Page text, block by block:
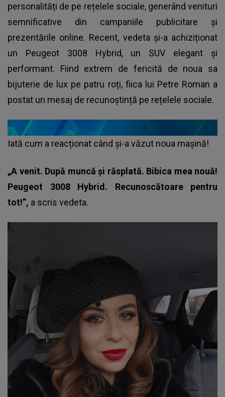
personalități de pe rețelele sociale, generând venituri
semnificative din campaniile publicitare și
prezentările online. Recent, vedeta și-a achiziționat
un Peugeot 3008 Hybrid, un SUV elegant și
performant. Fiind extrem de fericită de noua sa
bijuterie de lux pe patru roți, fiica lui Petre Roman a
postat un mesaj de recunoștință pe rețelele sociale.
Iată cum a reacționat când și-a văzut noua mașină!
„A venit. După muncă și răsplată. Bibica mea nouă!
Peugeot 3008 Hybrid. Recunoscătoare pentru
tot!”, a scris vedeta.